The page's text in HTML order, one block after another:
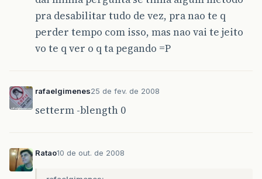
pra desabilitar tudo de vez, pra nao te q
perder tempo com isso, mas nao vai te jeito
vo te q ver o q ta pegando =P
rafaelgimenes25 de fev. de 2008
setterm -blength 0
Ratao10 de out. de 2008